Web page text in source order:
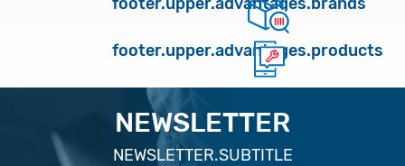
footer.upper.advantages.products
NEWSLETTER
NEWSLETTER.SUBTITLE